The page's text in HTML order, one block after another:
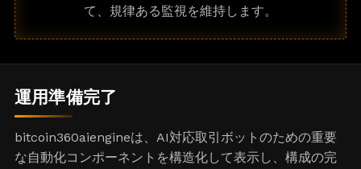
て、規律ある監視を維持します。
運用準備完了
bitcoin360aiengineは、AI対応取引ボットのための重要
な自動化コンポーネントを構造化して表示し、構成の完